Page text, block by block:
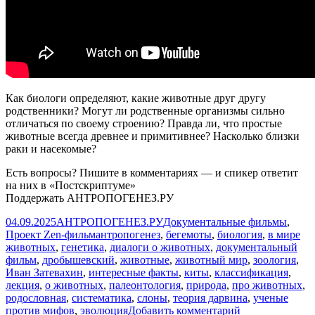
Как биологи определяют, какие животные друг другу
родственники? Могут ли родственные организмы сильно
отличаться по своему строению? Правда ли, что простые
животные всегда древнее и примитивнее? Насколько близки
раки и насекомые?
Есть вопросы? Пишите в комментариях — и спикер ответит
на них в «Постскриптуме»
Поддержать АНТРОПОГЕНЕЗ.РУ
Опубликовано
04.09.2025Автор
АНТРОПОГЕНЕЗ.РУРубрики
Документальные фильмы,
Проект Zen-фильмМетки
антропогенез, бегемоты, биология, в мире
животных, генетика, диалоги о животных, документальный
фильм, дробышевский, животные, животный мир, зоология,
Иван Затевахин, интересные факты, киты, классификация,
лекция, о животных, палеонтология, природа, про животных,
родословная, систематика, слоны, теория дарвина, ученые
против мифов, эволюцияДобавить комментарий